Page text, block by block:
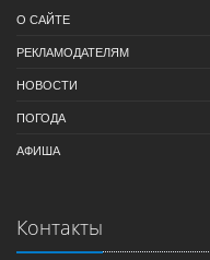
О САЙТЕ
РЕКЛАМОДАТЕЛЯМ
НОВОСТИ
ПОГОДА
АФИША
Контакты